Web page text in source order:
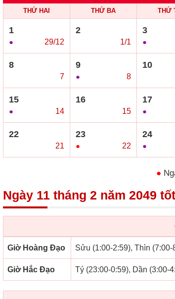
THỨ HAI THỨ BA THỨ
1
● 29/12
2
1/1
3
●
8
7
9
● 8
10
15
● 14
16
15
17
●
22
21
23
● 22
24
●
●
Ngày 11 tháng 2 năm 2049
Giờ Hoàng Đạo Sửu (1:00-2:59), Thìn
Giờ Hắc Đạo Tý (23:00-0:59), Dần (3:00-